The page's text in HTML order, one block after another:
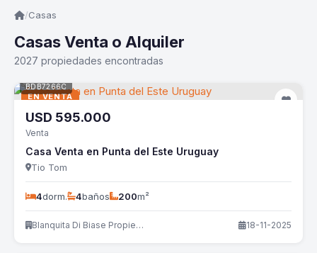
/Casas
Casas Venta o Alquiler
2027 propiedades encontradas
EN VENTA
BDB7266C
USD 595.000
Venta
Casa Venta en Punta del Este Uruguay
Tio Tom
4dorm. 4baños 200m²
Blanquita Di Biase Propiedades 18-11-2025